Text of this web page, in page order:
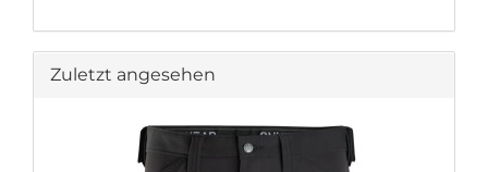
Zuletzt angesehen